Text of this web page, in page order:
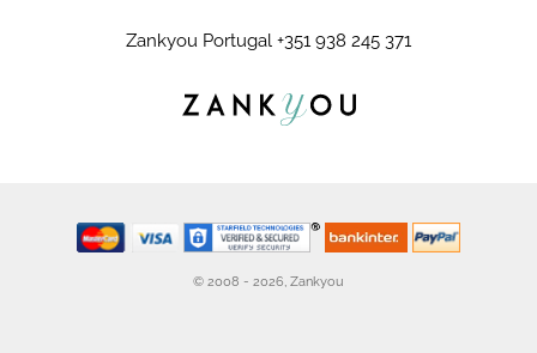
Zankyou Portugal +351 938 245 371
© 2008 - 2026, Zankyou